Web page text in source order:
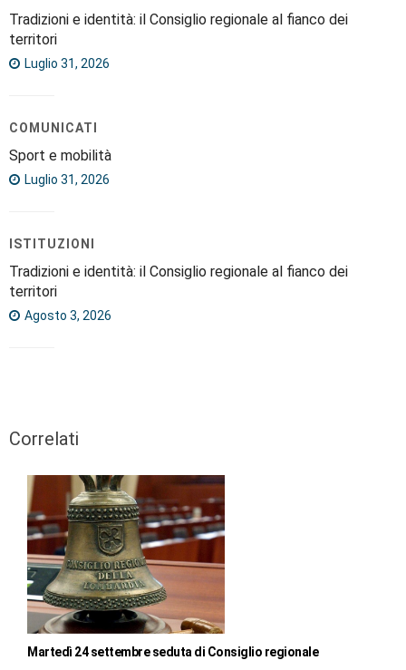
Tradizioni e identità: il Consiglio regionale al fianco dei
territori
Luglio 31, 2026
COMUNICATI
Sport e mobilità
Luglio 31, 2026
ISTITUZIONI
Tradizioni e identità: il Consiglio regionale al fianco dei
territori
Agosto 3, 2026
Correlati
Martedì 24 settembre seduta di Consiglio regionale